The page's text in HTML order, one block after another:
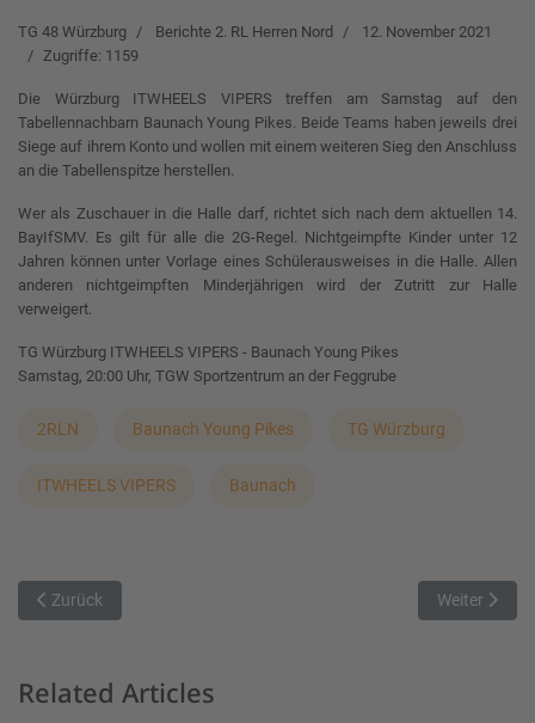
TG 48 Würzburg Berichte 2. RL Herren Nord
12. November 2021
Zugriffe: 1159
Die Würzburg ITWHEELS VIPERS treffen am Samstag auf den
Tabellennachbarn Baunach Young Pikes. Beide Teams haben jeweils drei
Siege auf ihrem Konto und wollen mit einem weiteren Sieg den Anschluss
an die Tabellenspitze herstellen.
Wer als Zuschauer in die Halle darf, richtet sich nach dem aktuellen 14.
BayIfSMV. Es gilt für alle die 2G-Regel. Nichtgeimpfte Kinder unter 12
Jahren können unter Vorlage eines Schülerausweises in die Halle. Allen
anderen nichtgeimpften Minderjährigen wird der Zutritt zur Halle
verweigert.
TG Würzburg ITWHEELS VIPERS - Baunach Young Pikes
Samstag, 20:00 Uhr, TGW Sportzentrum an der Feggrube
2RLN Baunach Young Pikes TG Würzburg
ITWHEELS VIPERS Baunach
Vorheriger Beitrag: Auftakt zu drei schweren Auswärtspartien
Zurück Nächster
Weiter
Related Articles